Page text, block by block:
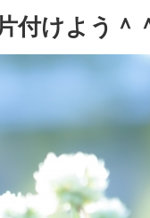
付けよう＾